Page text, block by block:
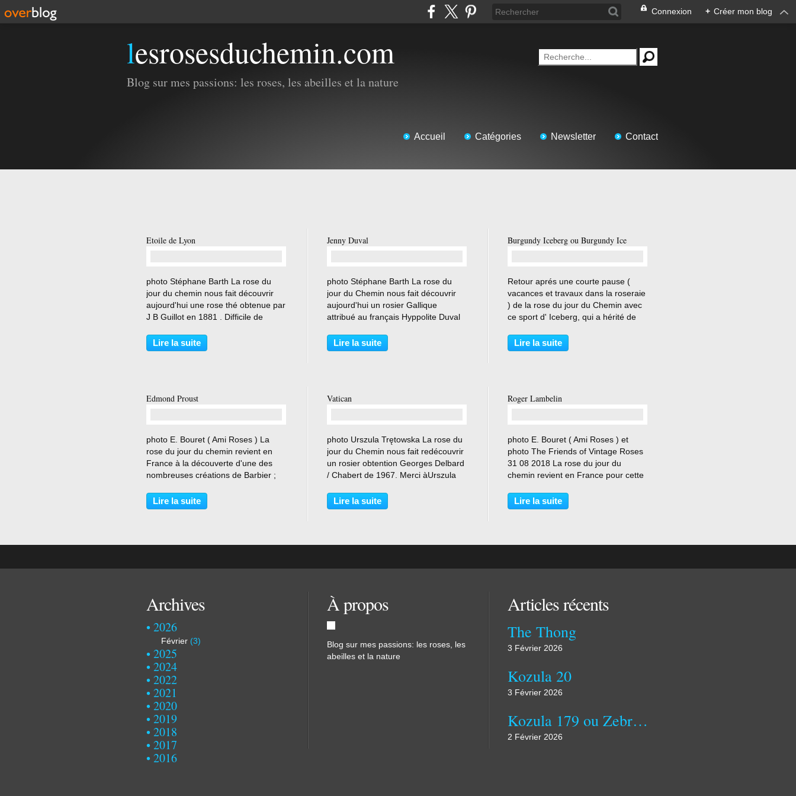
Connexion + Créer mon blog
lesrosesduchemin.com
Blog sur mes passions: les roses, les abeilles et la nature
Accueil Catégories Newsletter Contact
Etoile de Lyon
photo Stéphane Barth La rose du
jour du chemin nous fait découvrir
aujourd'hui une rose thé obtenue par
J B Guillot en 1881 . Difficile de
rosier,disponible chez Peter Beales
au Royaume Uni, et qui rejoindra cet
Lire la suite
Jenny Duval
photo Stéphane Barth La rose du
jour du Chemin nous fait découvrir
aujourd'hui un rosier Gallique
attribué au français Hyppolite Duval
métamorphose du coloris de ses
roses au fil des jours. photo
Lire la suite
Burgundy Iceberg ou Burgundy Ice
Retour aprés une courte pause (
vacances et travaux dans la roseraie
) de la rose du jour du Chemin avec
ce sport d' Iceberg, qui a hérité de
parent . Il est classé parmi les rosiers
hybrides modernes, issu d'une
Lire la suite
Edmond Proust
photo E. Bouret ( Ami Roses ) La
rose du jour du chemin revient en
France à la découverte d'une des
nombreuses créations de Barbier ;
hybride de Wichuraiana de 1902 .
photo E. Bouret ( Ami Roses )
Lire la suite
Vatican
photo Urszula Trętowska La rose du
jour du Chemin nous fait redécouvrir
un rosier obtention Georges Delbard
/ Chabert de 1967. Merci àUrszula
photos qui nous viennent de Pologne
et à Jacek Kondratowicz ami sur
Lire la suite
Roger Lambelin
photo E. Bouret ( Ami Roses ) et
photo The Friends of Vintage Roses
31 08 2018 La rose du jour du
chemin revient en France pour cette
Camille de Rohan ou de Fisher
Holmes ( désaccord en fonction des
Lire la suite
Archives
2026
Février (3)
2025
2024
2022
2021
2020
2019
2018
2017
2016
À propos
Blog sur mes passions: les roses, les
abeilles et la nature
Articles récents
The Thong
3 Février 2026
Kozula 20
3 Février 2026
Kozula 179 ou Zebra zolta
2 Février 2026